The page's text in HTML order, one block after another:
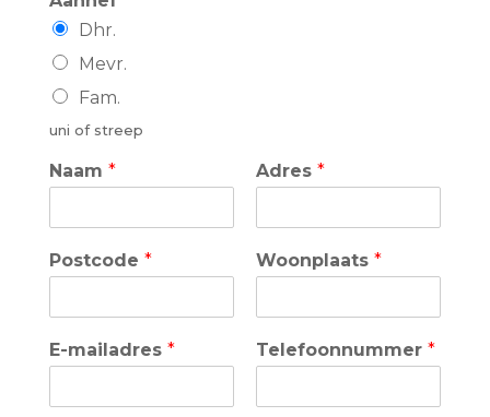
Dhr.
Mevr.
Fam.
uni of streep
Naam * Adres *
Postcode * Woonplaats *
E-mailadres * Telefoonnummer *